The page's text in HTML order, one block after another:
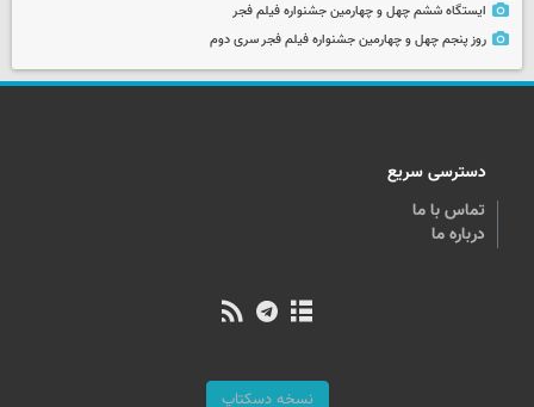
ایستگاه ششم چهل و چهارمین جشنواره فیلم فجر
روز پنجم چهل و چهارمین جشنواره فیلم فجر سری دوم
دسترسی سریع
تماس با ما
درباره ما
نسخه دسکتاپ